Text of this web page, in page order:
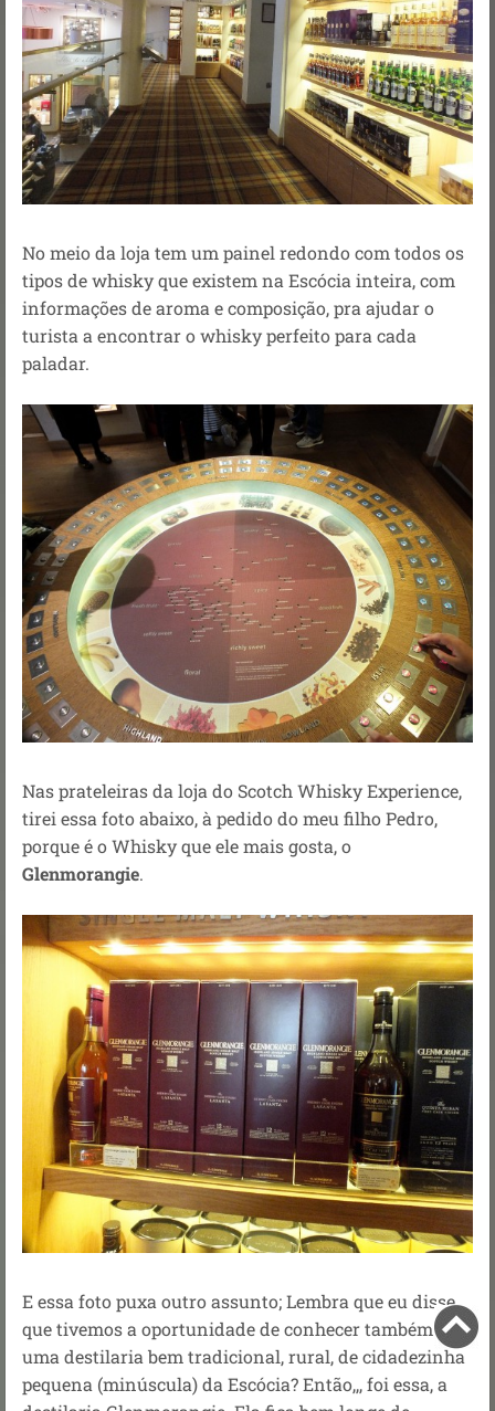
No meio da loja tem um painel redondo com todos os
tipos de whisky que existem na Escócia inteira, com
informações de aroma e composição, pra ajudar o
turista a encontrar o whisky perfeito para cada
paladar.
Nas prateleiras da loja do Scotch Whisky Experience,
tirei essa foto abaixo, à pedido do meu filho Pedro,
porque é o Whisky que ele mais gosta, o
Glenmorangie.
E essa foto puxa outro assunto; Lembra que eu disse
que tivemos a oportunidade de conhecer também
uma destilaria bem tradicional, rural, de cidadezinha
pequena (minúscula) da Escócia? Então,,, foi essa, a